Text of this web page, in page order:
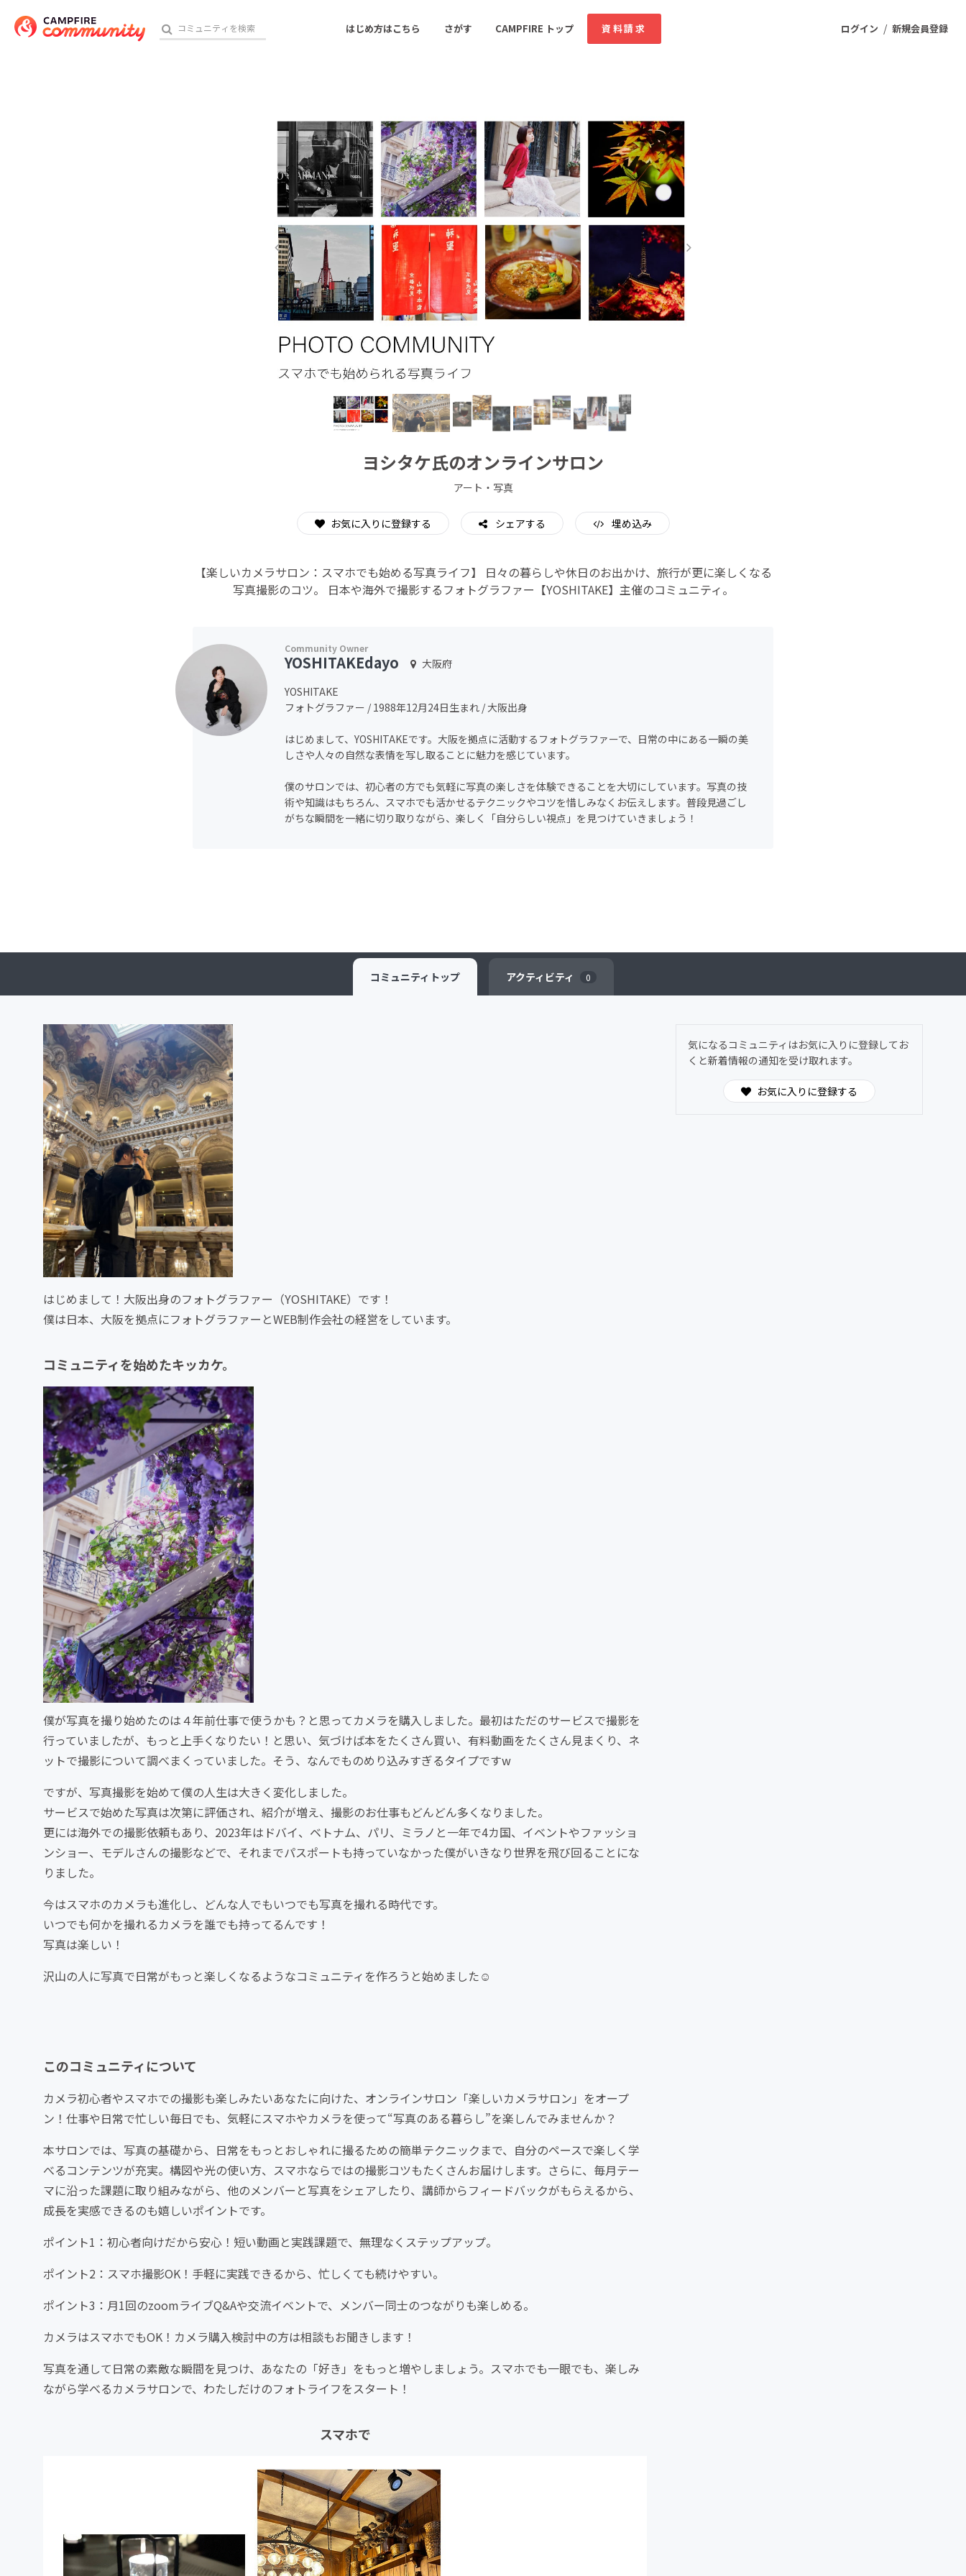
ログイン / 新規会員登録
はじめ方はこちら さがす CAMPFIRE トップ 資料請求
おすすめのコミュニティ 人気のコミュニティ 新着のコミュニティ
音楽 舞台・パフォーマンス
テクノロジー・ガジェット
ゲーム・サービス開発 フード・飲食店
書籍・雑誌出版 アニメ・漫画
ソーシャルグッド ビューティー・ヘルスケア
CAMPFIRE for Social Good
ヨシタケ氏のオンラインサロン
アート・写真
お気に入りに登録する シェアする 埋め込み
【楽しいカメラサロン：スマホでも始める写真ライフ】 日々の暮らしや休日のお出かけ、旅行が更に楽しくなる
写真撮影のコツ。 日本や海外で撮影するフォトグラファー【YOSHITAKE】主催のコミュニティ。
YOSHITAKEdayo
大阪府
YOSHITAKE
フォトグラファー / 1988年12月24日生まれ / 大阪出身
はじめまして、YOSHITAKEです。大阪を拠点に活動するフォトグラファーで、日常の中にある一瞬の美
しさや人々の自然な表情を写し取ることに魅力を感じています。
僕のサロンでは、初心者の方でも気軽に写真の楽しさを体験できることを大切にしています。写真の技
術や知識はもちろん、スマホでも活かせるテクニックやコツを惜しみなくお伝えします。普段見過ごし
がちな瞬間を一緒に切り取りながら、楽しく「自分らしい視点」を見つけていきましょう！
コミュニティ トップ アクティビティ 0
はじめまして！大阪出身のフォトグラファー（YOSHITAKE）です！
僕は日本、大阪を拠点にフォトグラファーとWEB制作会社の経営をしています。
コミュニティを始めたキッカケ。
僕が写真を撮り始めたのは４年前仕事で使うかも？と思ってカメラを購入しました。最初はただのサービスで撮影を
行っていましたが、もっと上手くなりたい！と思い、気づけば本をたくさん買い、有料動画をたくさん見まくり、ネ
ットで撮影について調べまくっていました。そう、なんでものめり込みすぎるタイプですw
ですが、写真撮影を始めて僕の人生は大きく変化しました。
サービスで始めた写真は次第に評価され、紹介が増え、撮影のお仕事もどんどん多くなりました。
更には海外での撮影依頼もあり、2023年はドバイ、ベトナム、パリ、ミラノと一年で4カ国、イベントやファッショ
ンショー、モデルさんの撮影などで、それまでパスポートも持っていなかった僕がいきなり世界を飛び回ることにな
りました。
今はスマホのカメラも進化し、どんな人でもいつでも写真を撮れる時代です。
いつでも何かを撮れるカメラを誰でも持ってるんです！
写真は楽しい！
沢山の人に写真で日常がもっと楽しくなるようなコミュニティを作ろうと始めました☺
このコミュニティについて
カメラ初心者やスマホでの撮影も楽しみたいあなたに向けた、オンラインサロン「楽しいカメラサロン」をオープ
ン！仕事や日常で忙しい毎日でも、気軽にスマホやカメラを使って“写真のある暮らし”を楽しんでみませんか？
本サロンでは、写真の基礎から、日常をもっとおしゃれに撮るための簡単テクニックまで、自分のペースで楽しく学
べるコンテンツが充実。構図や光の使い方、スマホならではの撮影コツもたくさんお届けします。さらに、毎月テー
マに沿った課題に取り組みながら、他のメンバーと写真をシェアしたり、講師からフィードバックがもらえるから、
成長を実感できるのも嬉しいポイントです。
ポイント1：初心者向けだから安心！短い動画と実践課題で、無理なくステップアップ。
ポイント2：スマホ撮影OK！手軽に実践できるから、忙しくても続けやすい。
ポイント3：月1回のzoomライブQ&Aや交流イベントで、メンバー同士のつながりも楽しめる。
カメラはスマホでもOK！カメラ購入検討中の方は相談もお聞きします！
写真を通して日常の素敵な瞬間を見つけ、あなたの「好き」をもっと増やしましょう。スマホでも一眼でも、楽しみ
ながら学べるカメラサロンで、わたしだけのフォトライフをスタート！
スマホで
気になるコミュニティはお気に入りに登録してお
くと新着情報の通知を受け取れます。
お気に入りに登録する